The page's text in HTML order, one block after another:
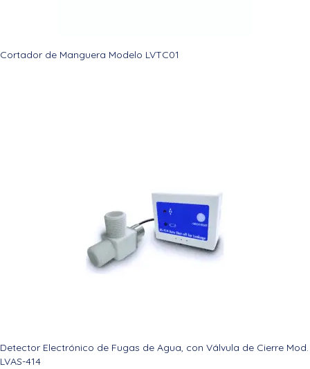
Cortador de Manguera Modelo LVTC01
Detector Electrónico de Fugas de Agua, con Válvula de Cierre Mod.
LVAS-414